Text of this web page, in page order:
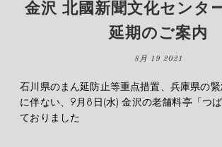
金沢 北國新聞文化センタ
延期のご案内
8月 19 2021
石川県のまん延防止等重点措置、兵庫県の
に伴ない、9月8日(水) 金沢の老舗料亭「つ
ておりました